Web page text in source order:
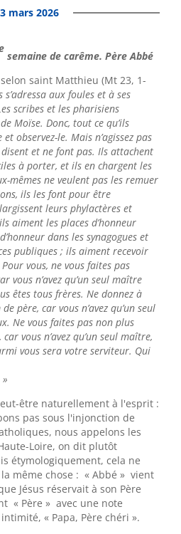
mars 2026
semaine de carême. Père Abbé
saint Matthieu (Mt 23, 1-
s’adressa aux foules et à ses
scribes et les pharisiens
Moïse. Donc, tout ce qu’ils
observez-le. Mais n’agissez pas
disent et ne font pas. Ils attachent
à porter, et ils en chargent les
mêmes ne veulent pas les remuer
ils les font pour être
leurs phylactères et
aiment les places d’honneur
dans les synagogues et
publiques ; ils aiment recevoir
vous, ne vous faites pas
vous n’avez qu’un seul maître
êtes tous frères. Ne donnez à
père, car vous n’avez qu’un seul
Ne vous faites pas non plus
vous n’avez qu’un seul maître,
vous sera votre serviteur. Qui
être naturellement à l'esprit :
pas sous l'injonction de
nous appelons les
Loire, on dit plutôt
étymologiquement, cela ne
même chose : « Abbé » vient
Jésus réservait à son Père
« Père » avec une note
« Papa, Père chéri ».